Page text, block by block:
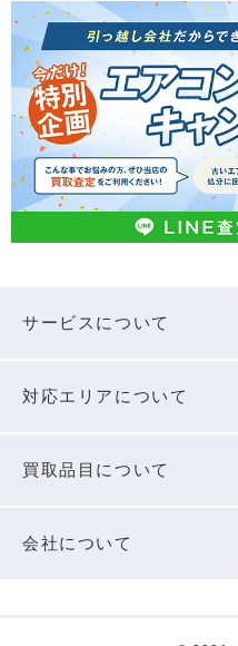
サービスについて
対応エリアについて
買取品⽬について
会社について